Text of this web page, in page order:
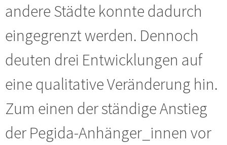
andere Städte konnte dadurch
eingegrenzt werden. Dennoch
deuten drei Entwicklungen auf
eine qualitative Veränderung hin.
Zum einen der ständige Anstieg
der Pegida-Anhänger_innen vor